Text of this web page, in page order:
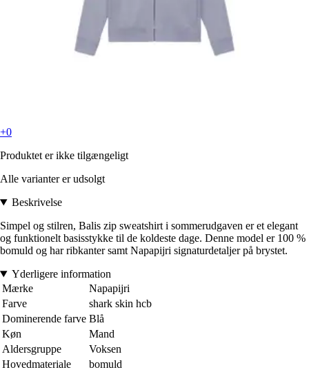
+0
Produktet er ikke tilgængeligt
Alle varianter er udsolgt
Beskrivelse
Simpel og stilren, Balis zip sweatshirt i sommerudgaven er et elegant
og funktionelt basisstykke til de koldeste dage. Denne model er 100 %
bomuld og har ribkanter samt Napapijri signaturdetaljer på brystet.
Yderligere information
Mærke
Napapijri
Farve
shark skin hcb
Dominerende farve Blå
Køn
Mand
Aldersgruppe
Voksen
Hovedmateriale
bomuld